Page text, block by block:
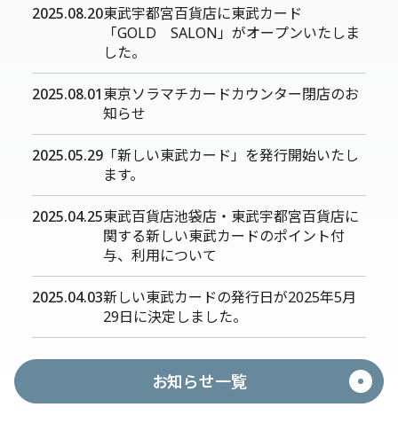
2025.08.20東武宇都宮百貨店に東武カード
「GOLD SALON」がオープンいたしま
した。
2025.08.01東京ソラマチカードカウンター閉店のお
知らせ
2025.05.29 「新しい東武カード」を発行開始いたし
ます。
2025.04.25東武百貨店池袋店・東武宇都宮百貨店に
関する新しい東武カードのポイント付
与、利用について
2025.04.03新しい東武カードの発行日が2025年5月
29日に決定しました。
お知らせ一覧